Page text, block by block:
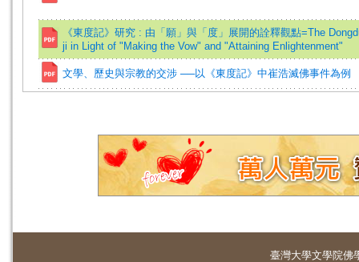
《東度記》研究 : 由「願」與「度」展開的詮釋觀點=The
ji in Light of "Making the Vow" and "Attaining Enlightenment"
文學、歷史與宗教的交涉 ──以《東度記》中崔浩滅佛事件為例
臺灣大學文學院佛